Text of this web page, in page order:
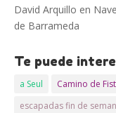
David Arquillo en
de Barrameda
Te puede
a Seul Camino de
escapadas fin de